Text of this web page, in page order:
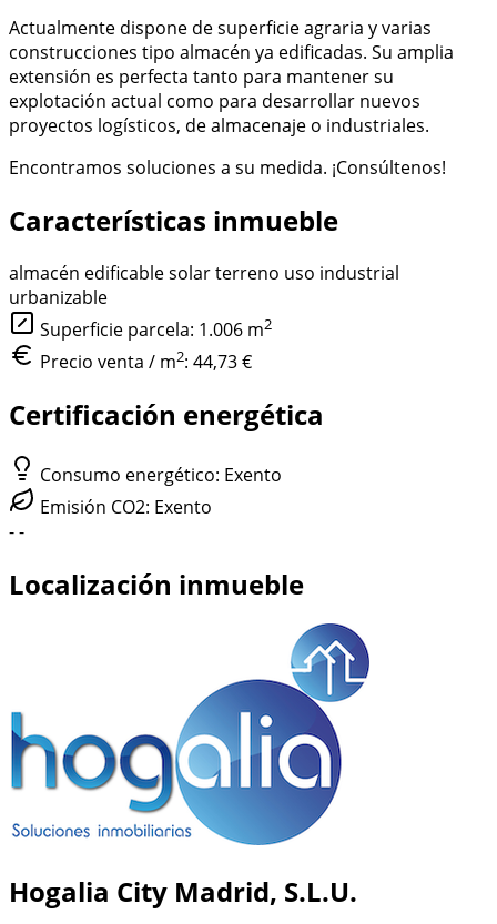
Actualmente dispone de superficie agraria y varias
construcciones tipo almacén ya edificadas. Su amplia
extensión es perfecta tanto para mantener su
explotación actual como para desarrollar nuevos
proyectos logísticos, de almacenaje o industriales.
Encontramos soluciones a su medida. ¡Consúltenos!
Características inmueble
almacén edificablesolarterreno uso industrial
urbanizable
Superficie parcela: 1.006 m2
Precio venta / m2: 44,73 €
Certificación energética
Consumo energético: Exento
Emisión CO2: Exento
--
Localización inmueble
Hogalia City Madrid, S.L.U.